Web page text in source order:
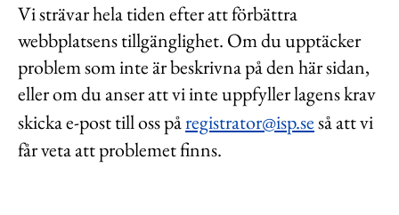
Vi strävar hela tiden efter att förbättra
webbplatsens tillgänglighet. Om du upptäcker
problem som inte är beskrivna på den här sidan,
eller om du anser att vi inte uppfyller lagens krav
skicka e-post till oss påregistrator@isp.seså att vi
får veta att problemet finns.